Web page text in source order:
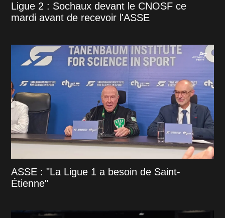
Ligue 2 : Sochaux devant le CNOSF ce
mardi avant de recevoir l'ASSE
ASSE : "La Ligue 1 a besoin de Saint-
Étienne"